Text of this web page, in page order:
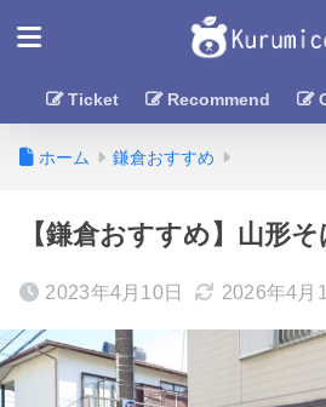
Ticket Recommend
ホーム 鎌倉おすすめ
【鎌倉おすすめ】山形そ
2023年4月10日 2026年4月